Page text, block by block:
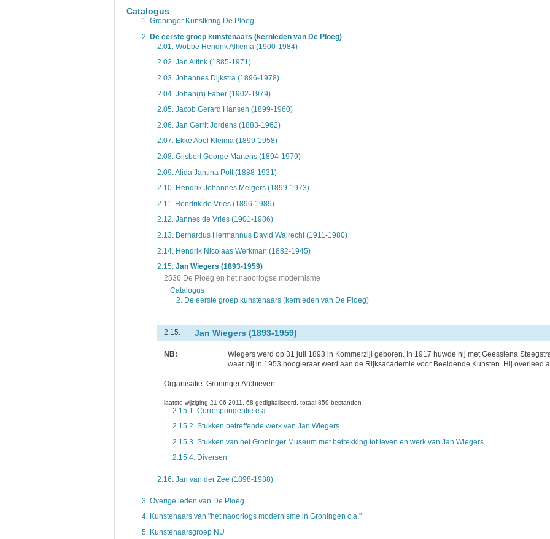
Bij het zoeken in de inventaris wordt de hiërarchie gevolgd. De rubrieken in de inventaris maken deel uit van de beschrijving op
Catalogus
1.Groninger Kunstkring De Ploeg
2. De eerste groep kunstenaars (kernleden van De Ploeg)
2.01.Wobbe Hendrik Alkema (1900-1984)
2.02.Jan Altink (1885-1971)
2.03.Johannes Dijkstra (1896-1978)
2.04. Johan(n) Faber (1902-1979)
2.05.Jacob Gerard Hansen (1899-1960)
2.06.Jan Gerrit Jordens (1883-1962)
2.07.Ekke Abel Kleima (1899-1958)
2.08.Gijsbert George Martens (1894-1979)
2.09. Alida Jantina Pott (1888-1931)
2.10.Hendrik Johannes Melgers (1899-1973)
2.11.Hendrik de Vries (1896-1989)
2.12.Jannes de Vries (1901-1986)
2.13.Bernardus Hermannus David Walrecht (1911-1980)
2.14. Hendrik Nicolaas Werkman (1882-1945)
2.15. Jan Wiegers (1893-1959)
2536 De Ploeg en het naoorlogse modernisme
Catalogus
2. De eerste groep kunstenaars (kernleden van De Ploeg)
2.15. Jan Wiegers (1893-1959)
NB:
Wiegers werd op 31 juli 1893 in Kommerzijl geboren. In 1917 huwde hij met Geessiena
waar hij in 1953 hoogleraar werd aan de Rijksacademie voor Beeldende Kunsten. Hij overleed
Organisatie: Groninger Archieven
laatste wijziging 21-06-2011 68 gedigitaliseerd totaal 859 bestanden
2.15.1.
Correspondentie e.a.
2.15.2.Stukken betreffende werk van Jan Wiegers
2.15.3.Stukken van het Groninger Museum met betrekking tot leven en werk van Jan Wiegers
2.15.4.Diversen
2.16. Jan van der Zee (1898-1988)
3. Overige leden van De Ploeg
4.Kunstenaars van "het naoorlogs modernisme in Groningen c.a."
5.Kunstenaarsgroep NU